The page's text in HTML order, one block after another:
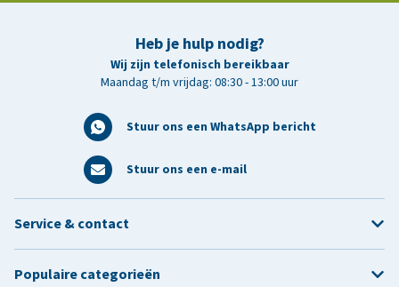
Heb je hulp nodig?
Wij zijn telefonisch bereikbaar
Maandag t/m vrijdag: 08:30 - 13:00 uur
Stuur ons een WhatsApp bericht
Stuur ons een e-mail
Service & contact
Populaire categorieën